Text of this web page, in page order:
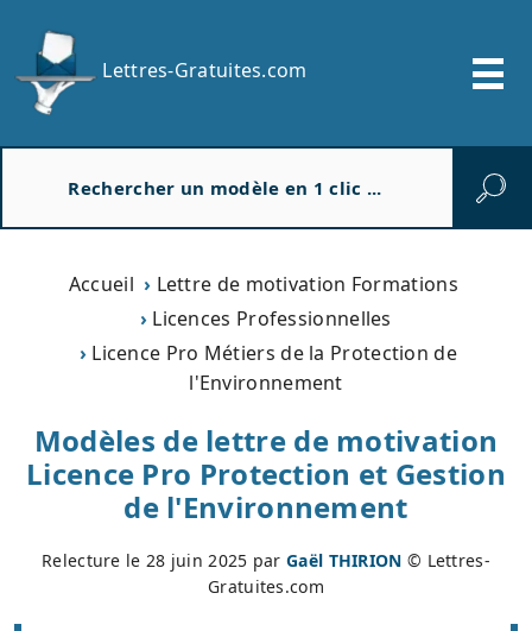
Lettres-Gratuites.com
Accueil
Lettre de motivation Formations
Licences Professionnelles
Licence Pro Métiers de la Protection de
l'Environnement
Modèles de lettre de motivation
Licence Pro Protection et Gestion
de l'Environnement
Relecture le 28 juin 2025 parGaël THIRION © Lettres-
Gratuites.com